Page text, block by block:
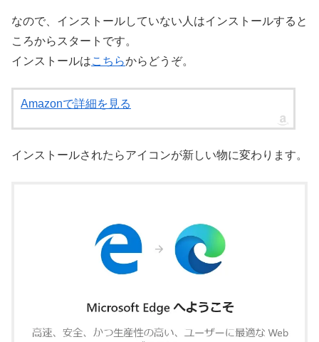
なので、インストールしていない人はインストールすると
ころからスタートです。
インストールはこちらからどうぞ。
Amazonで詳細を見る
インストールされたらアイコンが新しい物に変わります。